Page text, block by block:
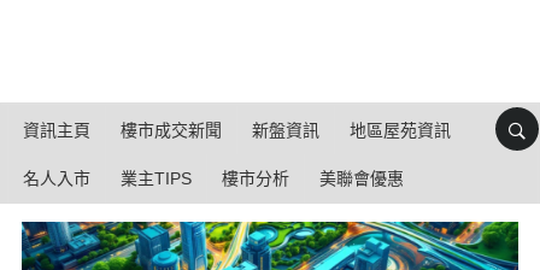
資訊主頁 樓市成交新聞 新盤資訊 地區屋苑資訊
名人入市 業主TIPS 樓市分析 美聯會優惠